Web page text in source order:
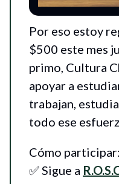
Por eso estoy
$500 este mes
primo, Cultura
apoyar a
trabajan,
todo ese
Cómo participar:
✅ Sigue a